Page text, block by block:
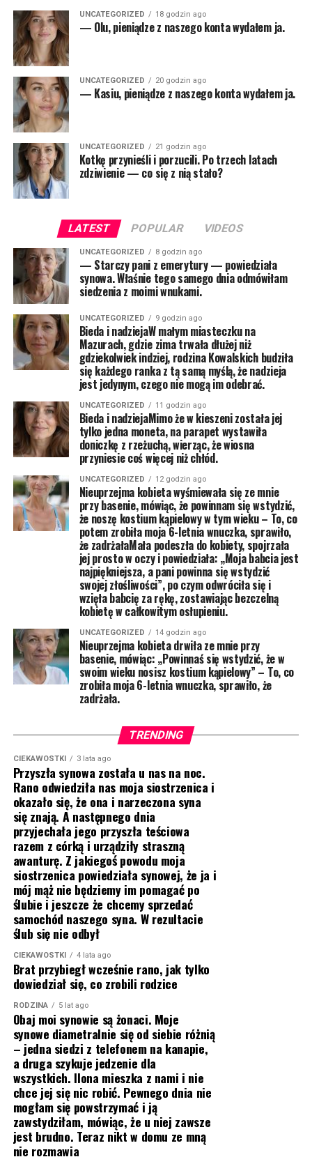
UNCATEGORIZED 18 godzin ago
— Olu, pieniądze z naszego konta wydałem ja.
UNCATEGORIZED 20 godzin ago
— Kasiu, pieniądze z naszego konta wydałem ja.
UNCATEGORIZED 21 godzin ago
Kotkę przynieśli i porzucili. Po trzech latach
zdziwienie — co się z nią stało?
LATEST POPULAR VIDEOS
UNCATEGORIZED 8 godzin ago
— Starczy pani z emerytury — powiedziała
synowa. Właśnie tego samego dnia odmówiłam
siedzenia z moimi wnukami.
UNCATEGORIZED 9 godzin ago
Bieda i nadziejaW małym miasteczku na
Mazurach, gdzie zima trwała dłużej niż
gdziekolwiek indziej, rodzina Kowalskich budziła
się każdego ranka z tą samą myślą, że nadzieja
jest jedynym, czego nie mogą im odebrać.
UNCATEGORIZED 11 godzin ago
Bieda i nadziejaMimo że w kieszeni została jej
tylko jedna moneta, na parapet wystawiła
doniczkę z rzeżuchą, wierząc, że wiosna
przyniesie coś więcej niż chłód.
UNCATEGORIZED 12 godzin ago
Nieuprzejma kobieta wyśmiewała się ze mnie
przy basenie, mówiąc, że powinnam się wstydzić,
że noszę kostium kąpielowy w tym wieku – To, co
potem zrobiła moja 6-letnia wnuczka, sprawiło,
że zadrżałaMała podeszła do kobiety, spojrzała
jej prosto w oczy i powiedziała: „Moja babcia jest
najpiękniejsza, a pani powinna się wstydzić
swojej złośliwości”, po czym odwróciła się i
wzięła babcię za rękę, zostawiając bezczelną
kobietę w całkowitym osłupieniu.
UNCATEGORIZED 14 godzin ago
Nieuprzejma kobieta drwiła ze mnie przy
basenie, mówiąc: „Powinnaś się wstydzić, że w
swoim wieku nosisz kostium kąpielowy” – To, co
zrobiła moja 6-letnia wnuczka, sprawiło, że
zadrżała.
TRENDING
CIEKAWOSTKI 3 lata ago
Przyszła synowa została u nas na noc.
Rano odwiedziła nas moja siostrzenica i
okazało się, że ona i narzeczona syna
się znają. A następnego dnia
przyjechała jego przyszła teściowa
razem z córką i urządziły straszną
awanturę. Z jakiegoś powodu moja
siostrzenica powiedziała synowej, że ja i
mój mąż nie będziemy im pomagać po
ślubie i jeszcze że chcemy sprzedać
samochód naszego syna. W rezultacie
ślub się nie odbył
CIEKAWOSTKI 4 lata ago
Brat przybiegł wcześnie rano, jak tylko
dowiedział się, co zrobili rodzice
RODZINA 5 lat ago
Obaj moi synowie są żonaci. Moje
synowe diametralnie się od siebie różnią
– jedna siedzi z telefonem na kanapie,
a druga szykuje jedzenie dla
wszystkich. Ilona mieszka z nami i nie
chce jej się nic robić. Pewnego dnia nie
mogłam się powstrzymać i ją
zawstydziłam, mówiąc, że u niej zawsze
jest brudno. Teraz nikt w domu ze mną
nie rozmawia